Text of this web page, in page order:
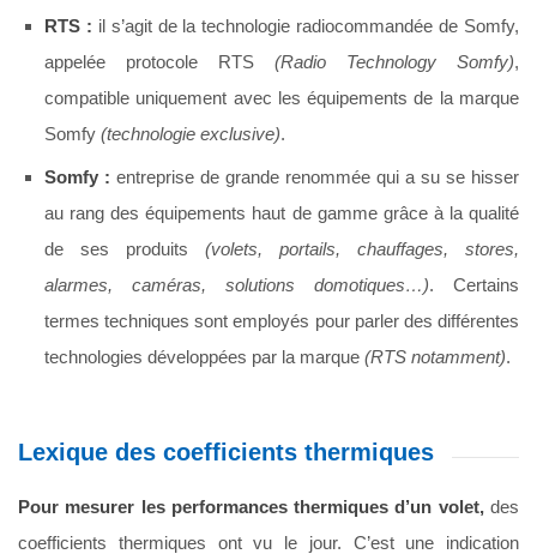
RTS : il s’agit de la technologie radiocommandée de Somfy,
appelée protocole RTS (Radio Technology Somfy),
compatible uniquement avec les équipements de la marque
Somfy (technologie exclusive).
Somfy : entreprise de grande renommée qui a su se hisser
au rang des équipements haut de gamme grâce à la qualité
de ses produits (volets, portails, chauffages, stores,
alarmes, caméras, solutions domotiques…). Certains
termes techniques sont employés pour parler des différentes
technologies développées par la marque (RTS notamment).
Lexique des coefficients thermiques
Pour mesurer les performances thermiques d’un volet,des
coefficients thermiques ont vu le jour. C’est une indication